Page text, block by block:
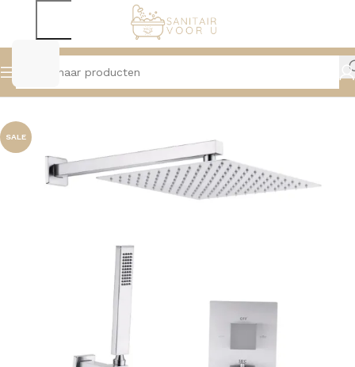
Home Douche Douchesystemen
SALE